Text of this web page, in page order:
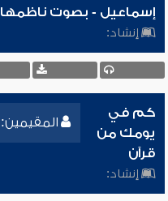
إسماعيل - بصوت ناظمها
إنشاد:
المقيمين: 0
كم في
يومك من
قرآن
إنشاد: